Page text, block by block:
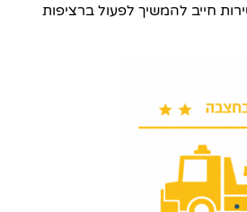
חייב להמשיך לפעול ברציפות